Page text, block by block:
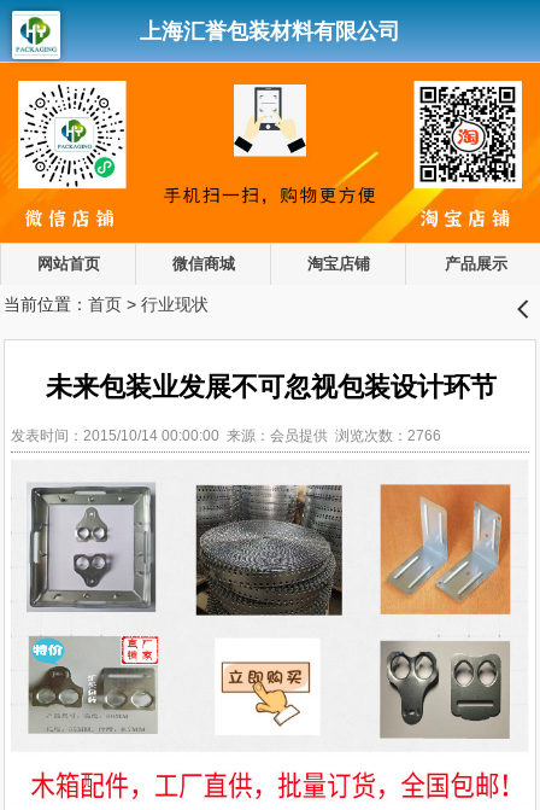
上海汇誉包装材料有限公司
网站首页 微信商城 淘宝店铺 产品展示
当前位置： 首页> 行业现状 󰊒
未来包装业发展不可忽视包装设计环节
发表时间：2015/10/14 00:00:00 来源：会员提供 浏览次数：2766